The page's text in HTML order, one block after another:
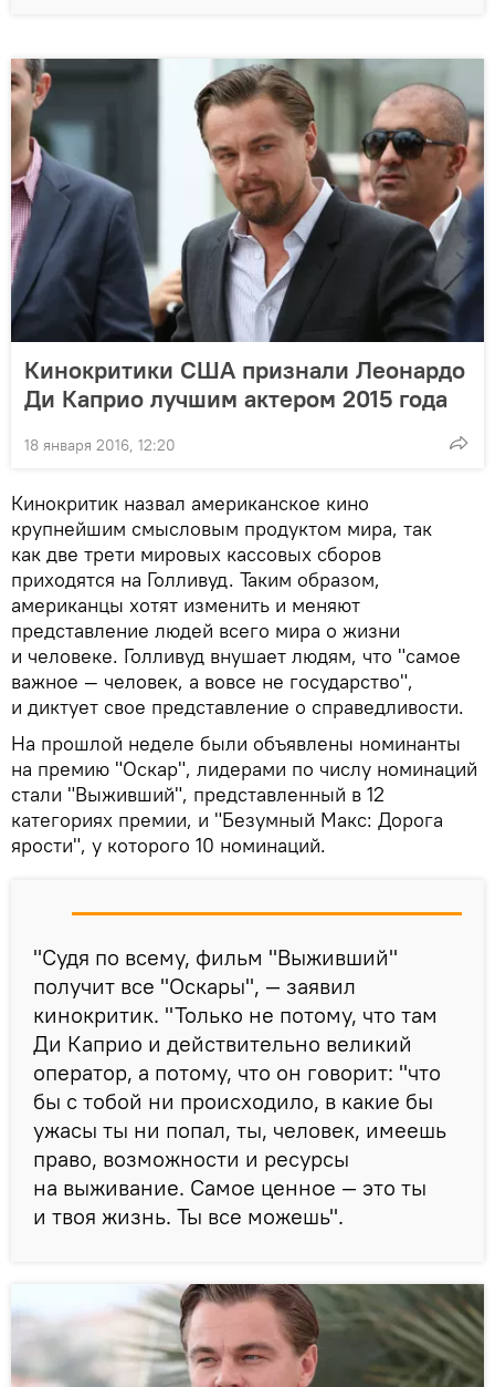
Кинокритики США признали Леонардо
Ди Каприо лучшим актером 2015 года
18 января 2016, 12:20
Кинокритик назвал американское кино
крупнейшим смысловым продуктом мира, так
как две трети мировых кассовых сборов
приходятся на Голливуд. Таким образом,
американцы хотят изменить и меняют
представление людей всего мира о жизни
и человеке. Голливуд внушает людям, что "самое
важное — человек, а вовсе не государство",
и диктует свое представление о справедливости.
На прошлой неделе были объявлены номинанты
на премию "Оскар", лидерами по числу номинаций
стали "Выживший", представленный в 12
категориях премии, и "Безумный Макс: Дорога
ярости", у которого 10 номинаций.
"Судя по всему, фильм "Выживший"
получит все "Оскары", — заявил
кинокритик. "Только не потому, что там
Ди Каприо и действительно великий
оператор, а потому, что он говорит: "что
бы с тобой ни происходило, в какие бы
ужасы ты ни попал, ты, человек, имеешь
право, возможности и ресурсы
на выживание. Самое ценное — это ты
и твоя жизнь. Ты все можешь".